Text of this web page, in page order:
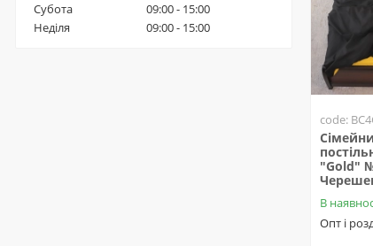
code:
"Gold"
В
Опт і
Субота
09:00 - 15:00
Неділя
09:00 - 15:00